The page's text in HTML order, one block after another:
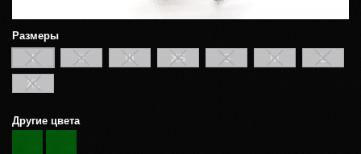
Размеры
I II III XS S M
L
XL
Другие цвета